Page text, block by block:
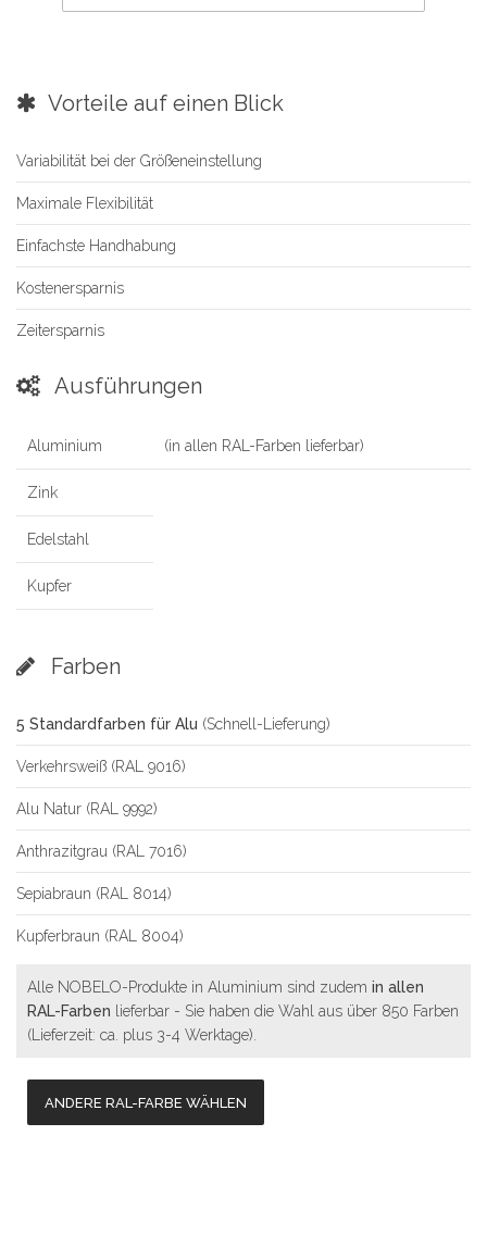
Vorteile auf einen Blick
Variabilität bei der Größeneinstellung
Maximale Flexibilität
Einfachste Handhabung
Kostenersparnis
Zeitersparnis
Ausführungen
Aluminium (in allen RAL-Farben lieferbar)
Zink
Edelstahl
Kupfer
Farben
5 Standardfarben für Alu (Schnell-Lieferung)
Verkehrsweiß (RAL 9016)
Alu Natur (RAL 9992)
Anthrazitgrau (RAL 7016)
Sepiabraun (RAL 8014)
Kupferbraun (RAL 8004)
Alle NOBELO-Produkte in Aluminium sind zudem in allen
RAL-Farben lieferbar - Sie haben die Wahl aus über 850 Farben
(Lieferzeit: ca. plus 3-4 Werktage).
ANDERE RAL-FARBE WÄHLEN